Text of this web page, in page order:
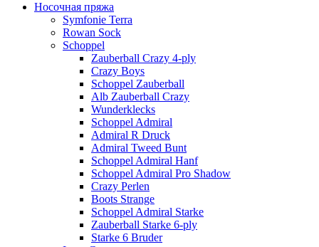
Носочная пряжа
Symfonie Terra
Rowan Sock
Schoppel
Zauberball Crazy 4-ply
Crazy Boys
Schoppel Zauberball
Alb Zauberball Crazy
Wunderklecks
Schoppel Admiral
Admiral R Druck
Admiral Tweed Bunt
Schoppel Admiral Hanf
Schoppel Admiral Pro Shadow
Crazy Perlen
Boots Strange
Schoppel Admiral Starke
Zauberball Starke 6-ply
Starke 6 Bruder